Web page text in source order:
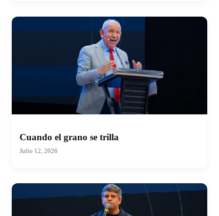
Cuando el grano se trilla
Julio 12, 2026